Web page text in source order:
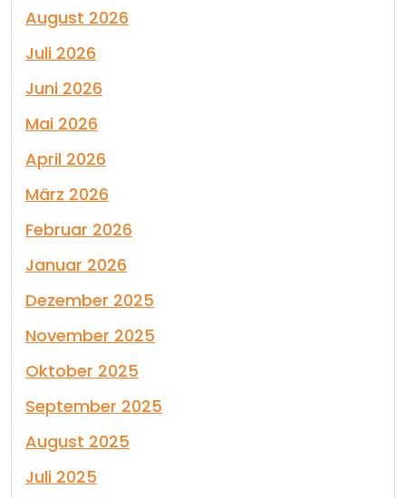
August 2026
Juli 2026
Juni 2026
Mai 2026
April 2026
März 2026
Februar 2026
Januar 2026
Dezember 2025
November 2025
Oktober 2025
September 2025
August 2025
Juli 2025